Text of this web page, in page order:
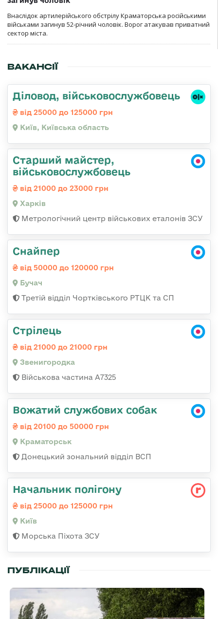
Внаслідок артилерійського обстрілу Краматорська російськими
військами загинув 52-річний чоловік. Ворог атакував приватний
сектор міста.
ВАКАНСІЇ
Діловод, військовослужбовець
від 25000 до 125000 грн
Київ, Київська область
Старший майстер,
військовослужбовець
від 21000 до 23000 грн
Харків
Метрологічний центр військових еталонів ЗСУ
Снайпер
від 50000 до 120000 грн
Бучач
Третій відділ Чортківського РТЦК та СП
Стрілець
від 21000 до 21000 грн
Звенигородка
Військова частина А7325
Вожатий службових собак
від 20100 до 50000 грн
Краматорськ
Донецький зональний відділ ВСП
Начальник полігону
від 25000 до 125000 грн
Київ
Морська Піхота ЗСУ
ПУБЛІКАЦІЇ